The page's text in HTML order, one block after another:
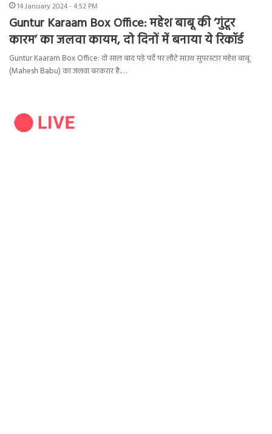
14 January 2024 - 4:52 PM
Guntur Karaam Box Office: महेश बाबू की ‘गुंटूर
कारम’ का जलवा कायम, दो दिनों में बनाया ये रिकॉर्ड
Guntur Kaaram Box Office: दो साल बाद पड़े पर्दे पर लौटे साउथ सुपरस्टार महेश बाबू
(Mahesh Babu) का जलवा बरकरार है.…